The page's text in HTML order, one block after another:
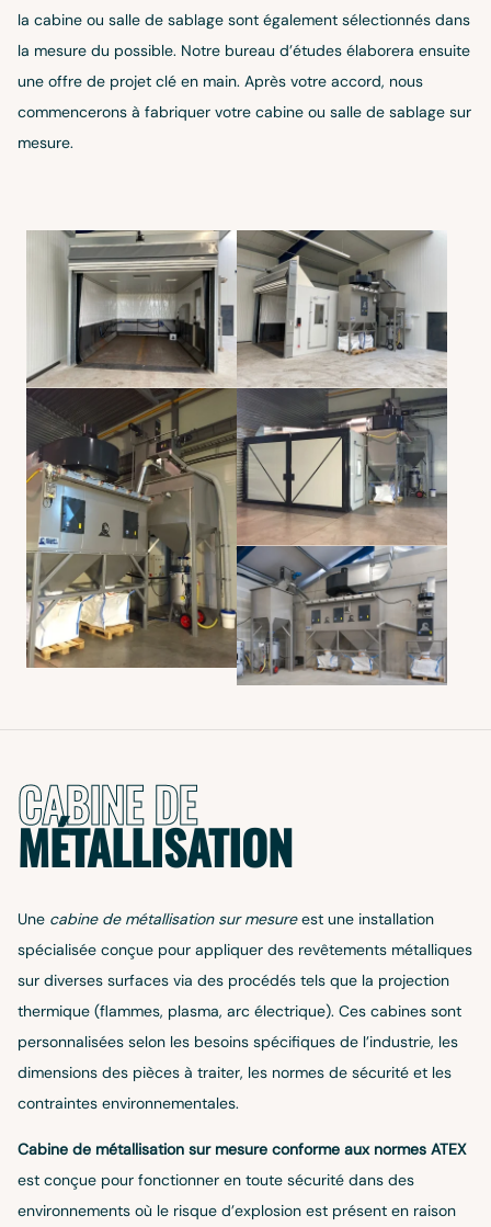
la cabine ou salle de sablage sont également sélectionnés dans
la mesure du possible. Notre bureau d’études élaborera ensuite
une offre de projet clé en main. Après votre accord, nous
commencerons à fabriquer votre cabine ou salle de sablage sur
mesure.
CABINE DE
MÉTALLISATION
Une cabine de métallisation sur mesureest une installation
spécialisée conçue pour appliquer des revêtements métalliques
sur diverses surfaces via des procédés tels que la projection
thermique (flammes, plasma, arc électrique). Ces cabines sont
personnalisées selon les besoins spécifiques de l’industrie, les
dimensions des pièces à traiter, les normes de sécurité et les
contraintes environnementales.
Cabine de métallisation sur mesure conforme aux normes ATEX
est conçue pour fonctionner en toute sécurité dans des
environnements où le risque d’explosion est présent en raison